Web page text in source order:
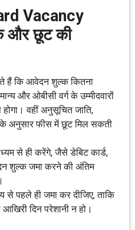
Vacancy
और छूट की
हैं कि आवेदन शुल्क कितना
और ओबीसी वर्ग के उम्मीदवारों
वहीं अनुसूचित जाति,
अनुसार फीस में छूट मिल सकती
से ही करेंगे, जैसे डेबिट कार्ड,
शुल्क जमा करने की अंतिम
पहले ही जमा कर दीजिए, ताकि
दिन परेशानी न हो।